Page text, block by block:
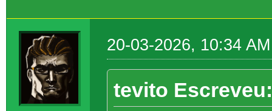
20-03-2026, 10:34 AM
tevito Escreveu: